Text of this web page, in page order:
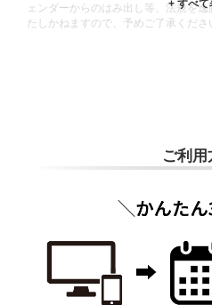
ェンダーからのはみ出し等、法規を
たしかねますので、予めご了承くださ
ご利用